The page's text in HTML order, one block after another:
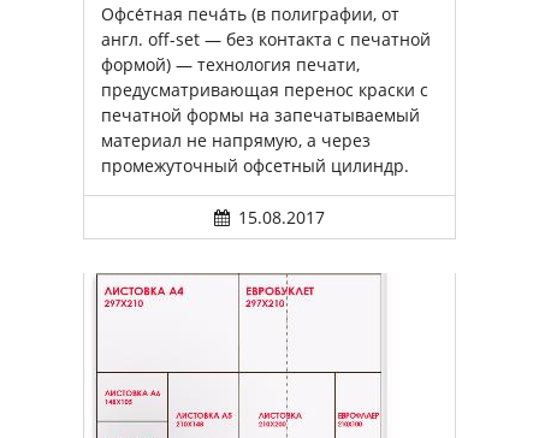
Офсе́тная печа́ть (в полиграфии, от
англ. off-set — без контакта с печатной
формой) — технология печати,
предусматривающая перенос краски с
печатной формы на запечатываемый
материал не напрямую, а через
промежуточный офсетный цилиндр.
15.08.2017